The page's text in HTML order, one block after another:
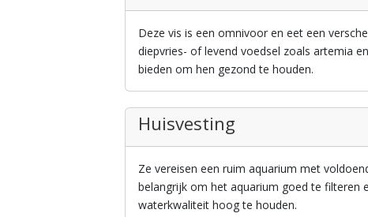
Deze vis is een omnivoor en eet een
diepvries- of levend voedsel zoals artemia
bieden om hen gezond te houden.
Huisvesting
Ze vereisen een ruim aquarium met
belangrijk om het aquarium goed te filteren
waterkwaliteit hoog te houden.